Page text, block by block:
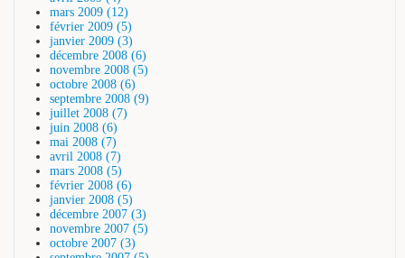
mars 2009 (12)
février 2009 (5)
janvier 2009 (3)
décembre 2008 (6)
novembre 2008 (5)
octobre 2008 (6)
septembre 2008 (9)
juillet 2008 (7)
juin 2008 (6)
mai 2008 (7)
avril 2008 (7)
mars 2008 (5)
février 2008 (6)
janvier 2008 (5)
décembre 2007 (3)
novembre 2007 (5)
octobre 2007 (3)